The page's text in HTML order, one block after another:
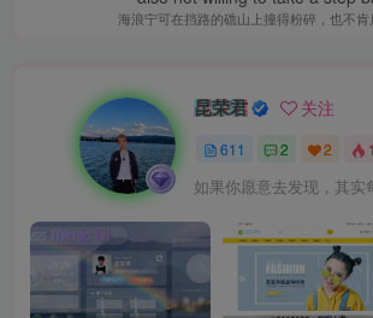
海浪宁可在挡路的礁山上撞得粉碎，也不肯
昆荣君 关注
611 2 2
如果你愿意去发现，其实